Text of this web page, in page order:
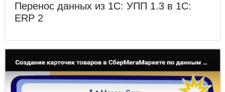
Перенос данных из 1С: УПП 1.3 в 1С:
ERP 2